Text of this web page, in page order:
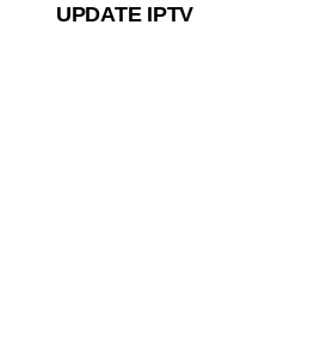
UPDATE IPTV